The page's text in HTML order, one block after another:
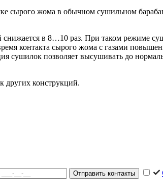
сырого жома в обычном сушильном
в 8…10 раз. При таком режиме
контакта сырого жома с газами
сушилок позволяет высушивать до
других конструкций.